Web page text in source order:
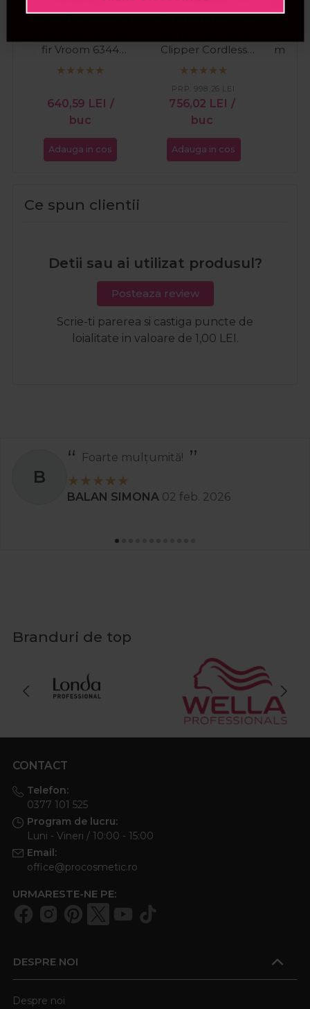
fir Vroom 6344
11000RPM Cordless
640,59 LEI /
buc
Adauga in cos
Clipper Cordless
2020C-B
756,02 LEI /
buc
PRP:998,26 LEI
Adauga in cos
motor
Ce spun clientii
Detii sau ai utilizat produsul?
Posteaza review
Scrie-ti parerea si castiga puncte de
loialitate in valoare de 1,00 LEI.
S
Recomand
Stanciu Aura Andreea 02 apr. 2025
Branduri de top
CONTACT
Telefon:
0377 101 525
Program de lucru:
Luni - Vineri / 10:00 - 15:00
Email:
office@procosmetic.ro
URMARESTE-NE PE:
DESPRE NOI
Despre noi